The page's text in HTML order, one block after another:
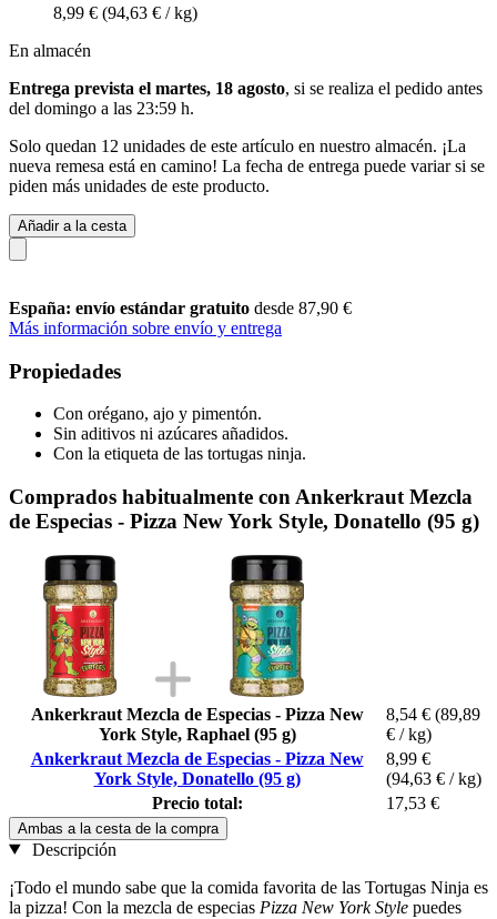
8,99 € (94,63 € / kg)
En almacén
Entrega prevista el martes, 18 agosto, si se realiza el pedido antes
del domingo a las 23:59 h.
Solo quedan 12 unidades de este artículo en nuestro almacén. ¡La
nueva remesa está en camino! La fecha de entrega puede variar si se
piden más unidades de este producto.
Añadir a la cesta
España: envío estándar gratuito desde 87,90 €
Más información sobre envío y entrega
Propiedades
Con orégano, ajo y pimentón.
Sin aditivos ni azúcares añadidos.
Con la etiqueta de las tortugas ninja.
Comprados habitualmente con Ankerkraut Mezcla
de Especias - Pizza New York Style, Donatello (95 g)
Ankerkraut Mezcla de Especias - Pizza New
York Style, Raphael (95 g)
8,54 € (89,89
€ / kg)
Ankerkraut Mezcla de Especias - Pizza New
York Style, Donatello (95 g)
8,99 €
(94,63 € / kg)
Precio total:
17,53 €
Ambas a la cesta de la compra
Descripción
¡Todo el mundo sabe que la comida favorita de las Tortugas Ninja es
la pizza! Con la mezcla de especias Pizza New York Style puedes